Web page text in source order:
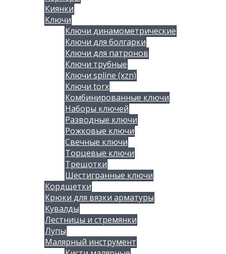
Киянки
Ключи
Ключи динамометрические
Ключи для болгарки
Ключи для патронов
Ключи трубные
Ключи spline (xzn)
Ключи torx
Комбинированные ключи
Наборы ключей
Разводные ключи
Рожковые ключи
Свечные ключи
Торцевые ключи
Трещотки
Шестигранные ключи
Кордщетки
Крюки для вязки арматуры
Кувалды
Лестницы и стремянки
Лупы
Малярный инструмент